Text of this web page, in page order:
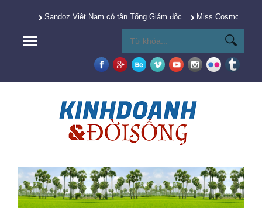
Sandoz Việt Nam có tân Tổng Giám đốc Miss Cosmo 2025